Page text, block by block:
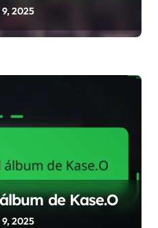
9, 2025
de Kase.O
9, 2025